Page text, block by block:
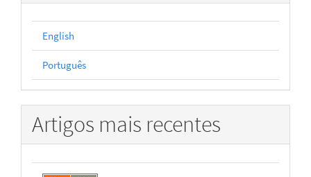
English
Português
Artigos mais recentes